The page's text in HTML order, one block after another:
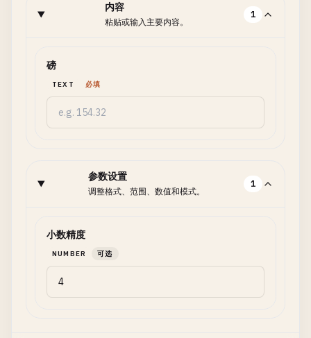
内容
粘贴或输入主要内容。
1
磅
TEXT 必填
参数设置
调整格式、范围、数值和模式。
1
小数精度
NUMBER 可选